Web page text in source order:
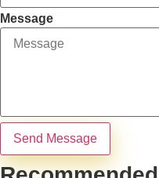
Message
Send Message